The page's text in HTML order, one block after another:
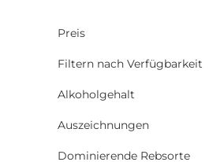
Preis
Filtern nach Verfügbarkeit
Alkoholgehalt
Auszeichnungen
Dominierende Rebsorte